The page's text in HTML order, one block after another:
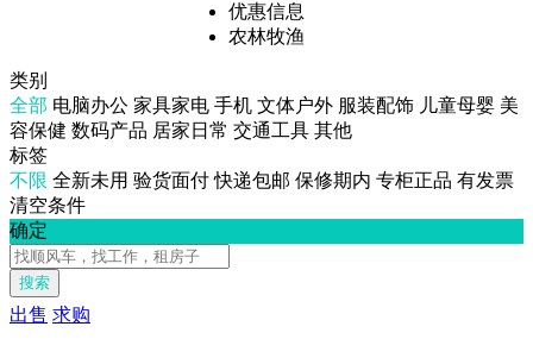
优惠信息
农林牧渔
类别
全部 电脑办公 家具家电 手机 文体户外 服装配饰 儿童母婴 美
容保健 数码产品 居家日常 交通工具 其他
标签
不限 全新未用 验货面付 快递包邮 保修期内 专柜正品 有发票
清空条件
确定
搜索
出售 求购